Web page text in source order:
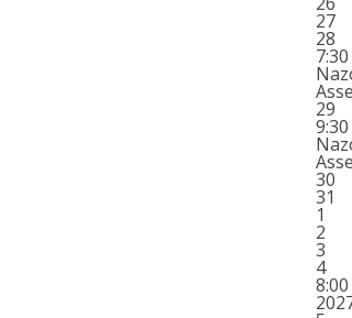
27
28
29
30
31
1
2
3
4